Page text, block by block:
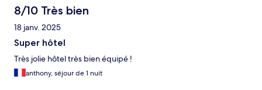
8/10 Très bien
18 janv. 2025
Super hôtel
Très jolie hôtel très bien équipé !
anthony, séjour de 1 nuit